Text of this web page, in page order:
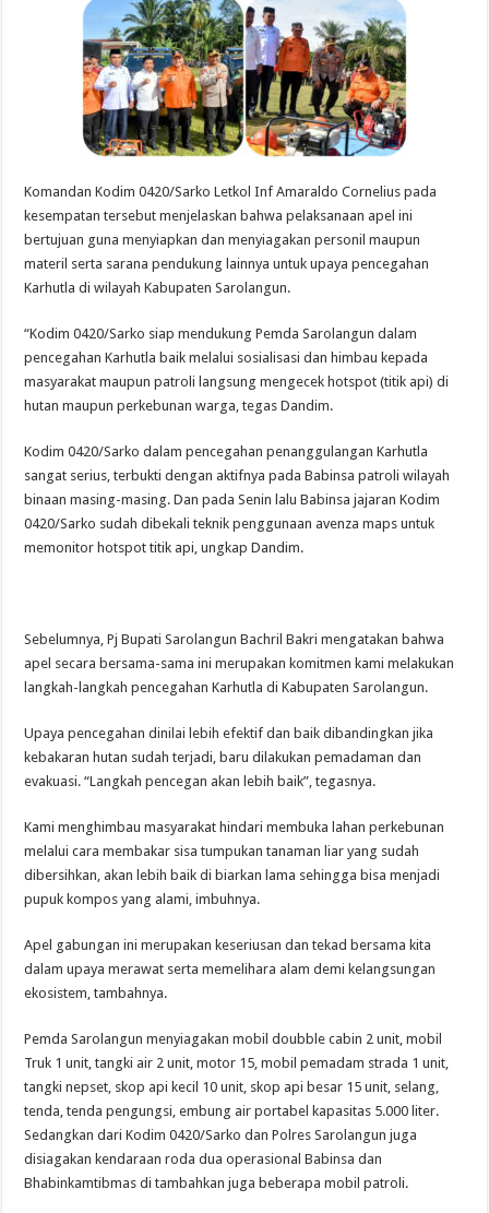
Komandan Kodim 0420/Sarko Letkol Inf Amaraldo Cornelius pada
kesempatan tersebut menjelaskan bahwa pelaksanaan apel ini
bertujuan guna menyiapkan dan menyiagakan personil maupun
materil serta sarana pendukung lainnya untuk upaya pencegahan
Karhutla di wilayah Kabupaten Sarolangun.
“Kodim 0420/Sarko siap mendukung Pemda Sarolangun dalam
pencegahan Karhutla baik melalui sosialisasi dan himbau kepada
masyarakat maupun patroli langsung mengecek hotspot (titik api) di
hutan maupun perkebunan warga, tegas Dandim.
Kodim 0420/Sarko dalam pencegahan penanggulangan Karhutla
sangat serius, terbukti dengan aktifnya pada Babinsa patroli wilayah
binaan masing-masing. Dan pada Senin lalu Babinsa jajaran Kodim
0420/Sarko sudah dibekali teknik penggunaan avenza maps untuk
memonitor hotspot titik api, ungkap Dandim.
Sebelumnya, Pj Bupati Sarolangun Bachril Bakri mengatakan bahwa
apel secara bersama-sama ini merupakan komitmen kami melakukan
langkah-langkah pencegahan Karhutla di Kabupaten Sarolangun.
Upaya pencegahan dinilai lebih efektif dan baik dibandingkan jika
kebakaran hutan sudah terjadi, baru dilakukan pemadaman dan
evakuasi. “Langkah pencegan akan lebih baik”, tegasnya.
Kami menghimbau masyarakat hindari membuka lahan perkebunan
melalui cara membakar sisa tumpukan tanaman liar yang sudah
dibersihkan, akan lebih baik di biarkan lama sehingga bisa menjadi
pupuk kompos yang alami, imbuhnya.
Apel gabungan ini merupakan keseriusan dan tekad bersama kita
dalam upaya merawat serta memelihara alam demi kelangsungan
ekosistem, tambahnya.
Pemda Sarolangun menyiagakan mobil doubble cabin 2 unit, mobil
Truk 1 unit, tangki air 2 unit, motor 15, mobil pemadam strada 1 unit,
tangki nepset, skop api kecil 10 unit, skop api besar 15 unit, selang,
tenda, tenda pengungsi, embung air portabel kapasitas 5.000 liter.
Sedangkan dari Kodim 0420/Sarko dan Polres Sarolangun juga
disiagakan kendaraan roda dua operasional Babinsa dan
Bhabinkamtibmas di tambahkan juga beberapa mobil patroli.